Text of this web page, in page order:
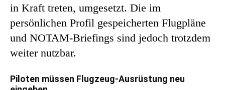
in Kraft treten, umgesetzt. Die im
persönlichen Profil gespeicherten Flugpläne
und NOTAM-Briefings sind jedoch trotzdem
weiter nutzbar.
Piloten müssen Flugzeug-Ausrüstung neu